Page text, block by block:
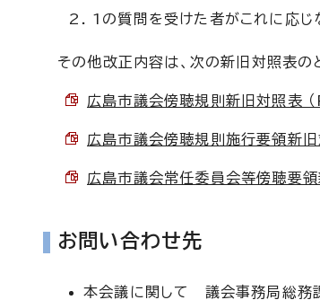
1の質問を受けた者がこれに応じ
その他改正内容は、次の新旧対照表の
広島市議会傍聴規則新旧対照表
広島市議会傍聴規則施行要領新
広島市議会常任委員会等傍聴要
お問い合わせ先
本会議に関して 議会事務局